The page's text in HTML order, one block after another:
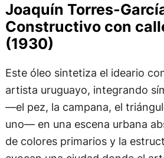
Joaquín Torres-
Constructivo con
(1930)
Este óleo sintetiza el ideario
artista uruguayo, integrando
—el pez, la campana, el
uno— en una escena urbana
de colores primarios y la